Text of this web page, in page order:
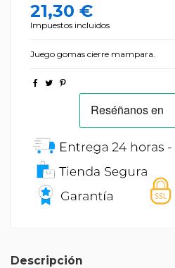
21,30 €
Impuestos incluidos
Juego gomas cierre mampara.
Descripción